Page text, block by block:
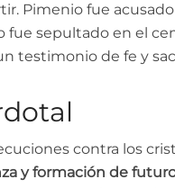
Pimenio fue
fue sepultado en el
testimonio de fe y
contra los
y formación de